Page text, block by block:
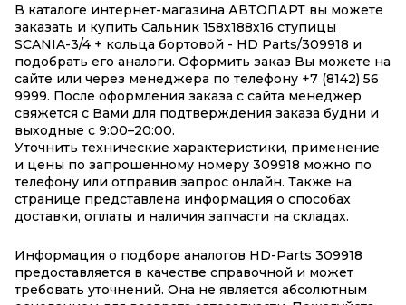
В каталоге интернет-магазина АВТОПАРТ вы можете
заказать и купить Сальник 158х188х16 ступицы
SCANIA-3/4 + кольца бортовой - HD Parts/309918 и
подобрать его аналоги. Оформить заказ Вы можете на
сайте или через менеджера по телефону +7 (8142) 56
9999. После оформления заказа с сайта менеджер
свяжется с Вами для подтверждения заказа будни и
выходные с 9:00–20:00.
Уточнить технические характеристики, применение
и цены по запрошенному номеру 309918 можно по
телефону или отправив запрос онлайн. Также на
странице представлена информация о способах
доставки, оплаты и наличия запчасти на складах.
Информация о подборе аналогов HD-Parts 309918
предоставляется в качестве справочной и может
требовать уточнений. Она не является абсолютным